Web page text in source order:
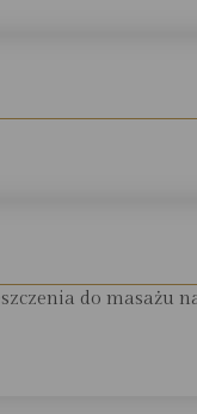
do masażu